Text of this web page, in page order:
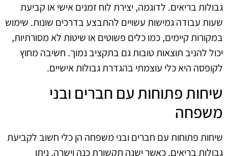
גבולות בריאים. לדוגמה, יצירת לוח זמנים אישי או קביעת
שעות עבודה גמישות עשויים להתבצע בדרכים שונות. שימוש
במקורות קיימים, כמו כלים פשוטים או שיטות לא מסורתיות,
יכול להניב תוצאות טובות גם בתקציב נמוך. חשיבה מחוץ
לקופסה היא כלי עוצמתי בהגדרת גבולות אישיים.
שיחות פתוחות עם חברים ובני
משפחה
שיחות פתוחות עם חברים ובני משפחה הן כלי חשוב לקביעת
גבולות בריאים. כאשר ישנה תקשורת כנה וישרה, ניתן